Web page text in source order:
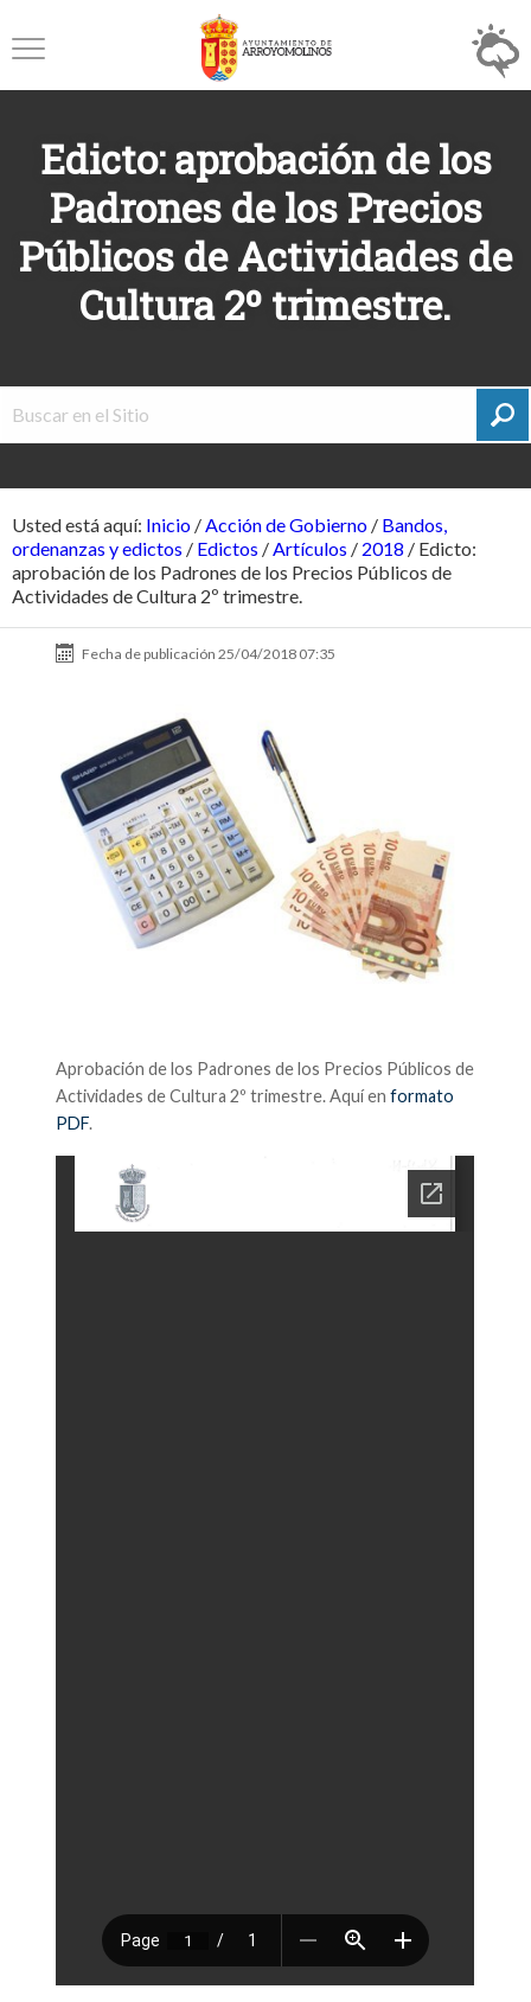
Edicto: aprobación de los
Padrones de los Precios
Públicos de Actividades de
Cultura 2º trimestre.
Usted está aquí: Inicio /Acción de Gobierno / Bandos,
ordenanzas y edictos / Edictos /Artículos / 2018 / Edicto:
aprobación de los Padrones de los Precios Públicos de
Actividades de Cultura 2º trimestre.
Fecha de publicación 25/04/2018 07:35
Aprobación de los Padrones de los Precios Públicos de
Actividades de Cultura 2º trimestre. Aquí enformato
PDF.